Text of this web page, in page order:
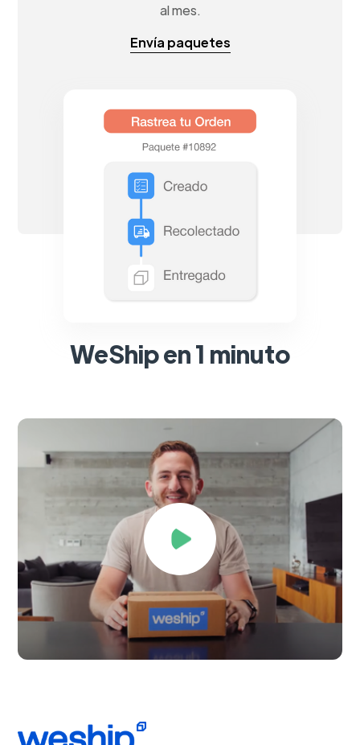
al mes.
Envía paquetes
WeShip en 1 minuto